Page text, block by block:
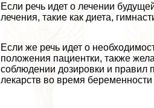
Если речь идет о лечении
лечения, такие как диета,
Если же речь идет о
положения пациентки, также
соблюдении дозировки и
лекарств во время